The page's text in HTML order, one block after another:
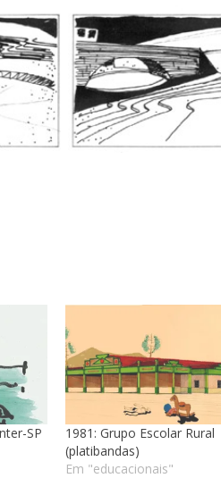
SP
1981: Grupo Escolar Rural
(platibandas)
Em "educacionais"